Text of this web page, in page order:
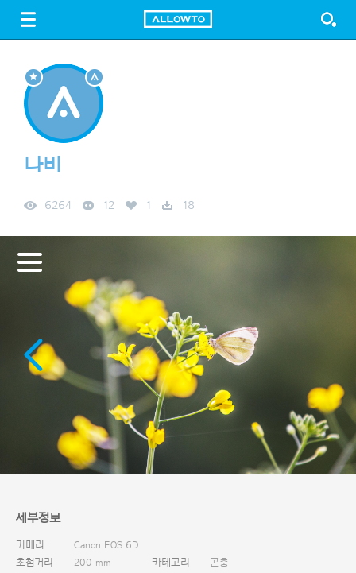
FREE DOWNLOAD
나비
6264 12 1 18
세부정보
카메라
Canon EOS 6D
초첨거리
200 mm 카테고리
곤충